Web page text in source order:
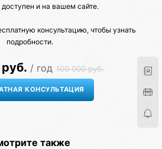
доступен и на вашем сайте.
консультацию, чтобы узнать
подробности.
/ год 100 000 руб.
также